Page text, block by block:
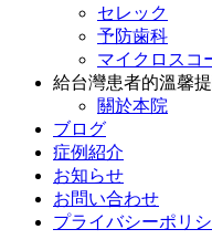
セレック
予防歯科
マイクロスコ
給台灣患者的溫馨
關於本院
ブログ
症例紹介
お知らせ
お問い合わせ
プライバシーポリ